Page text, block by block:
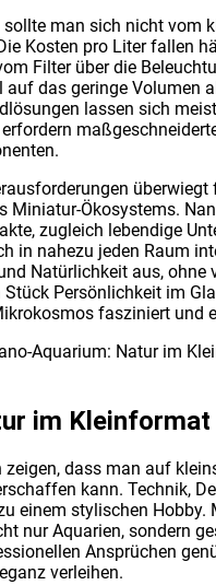
man sich nicht vom
Kos­ten pro Liter fal­len
Fil­ter über die
auf das gerin­ge Volu­men
las­sen sich
erfor­dern
Minia­tur-Öko­sys­tems.
zugleich leben­di­ge
in nahe­zu jeden Raum
Natür­lich­keit aus,
Per­sön­lich­keit im
fas­zi­niert und
im Klein­for­mat
zei­gen, dass man auf
kann. Tech­nik,
einem sty­li­schen Hob­by.
nur Aqua­ri­en, son­dern
Ansprü­chen
ver­lei­hen.